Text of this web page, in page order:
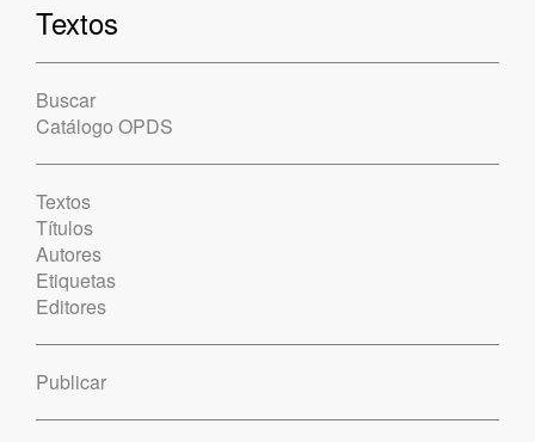
Textos
Buscar
Catálogo OPDS
Textos
Títulos
Autores
Etiquetas
Editores
Publicar